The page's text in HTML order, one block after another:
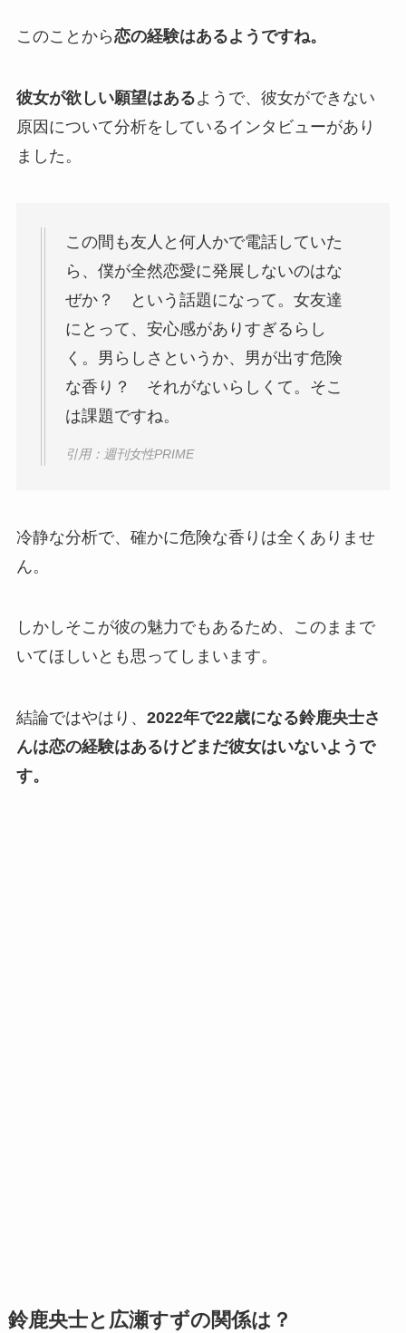
このことから恋の経験はあるようですね。
彼女が欲しい願望はあるようで、彼女ができない
原因について分析をしているインタビューがあり
ました。
この間も友人と何人かで電話していた
ら、僕が全然恋愛に発展しないのはな
ぜか？ という話題になって。女友達
にとって、安心感がありすぎるらし
く。男らしさというか、男が出す危険
な香り？ それがないらしくて。そこ
は課題ですね。
引用：週刊女性PRIME
冷静な分析で、確かに危険な香りは全くありませ
ん。
しかしそこが彼の魅力でもあるため、このままで
いてほしいとも思ってしまいます。
結論ではやはり、 2022年で22歳になる鈴鹿央士さ
んは恋の経験はあるけどまだ彼女はいないようで
す。
鈴鹿央士と広瀬すずの関係は？